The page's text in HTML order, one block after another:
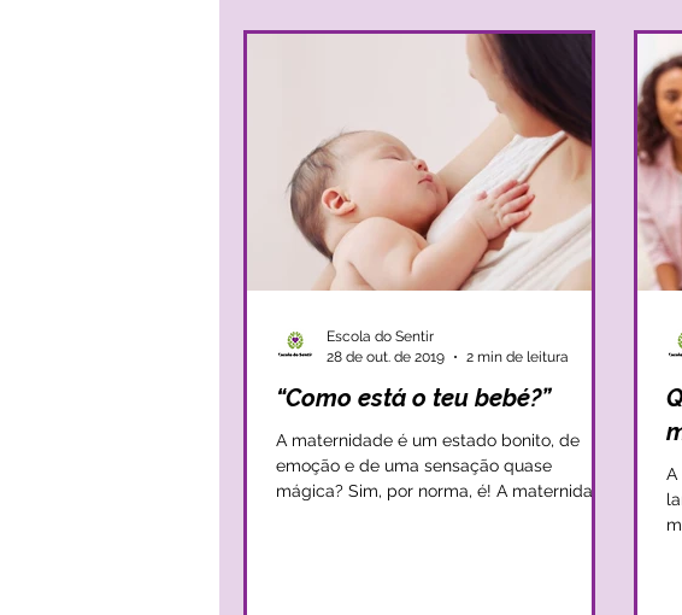
“Como está o teu bebé?”
A maternidade é um estado bonito, de
emoção e de uma sensação quase
mágica? Sim, por norma, é! A maternidade
Escola do Sentir
28 de out. de 2019
2 min de leitura
A